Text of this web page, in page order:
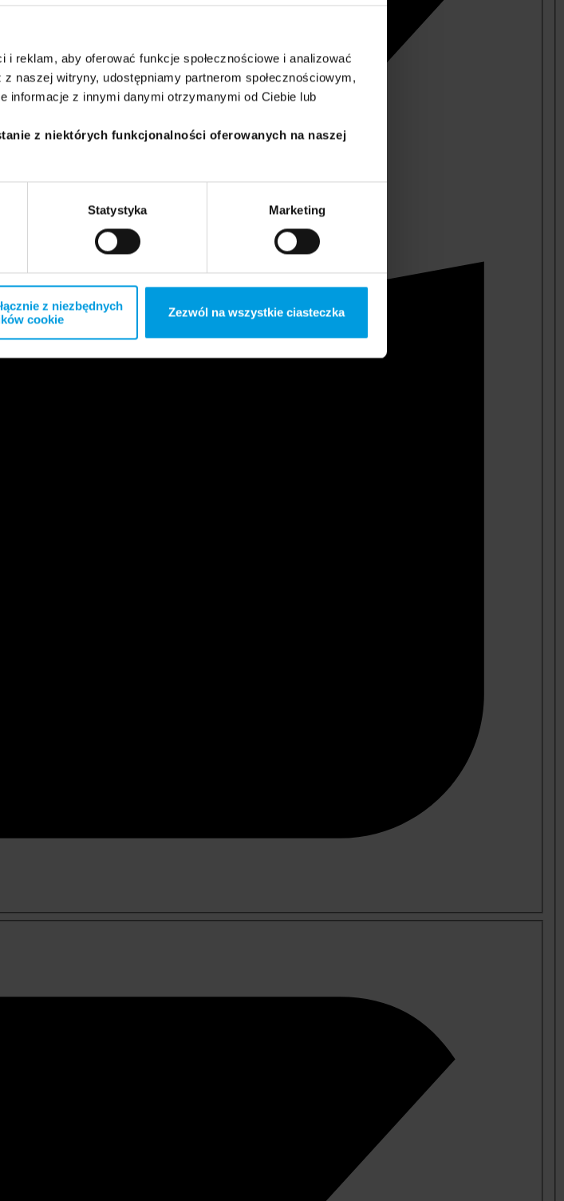
reklam, aby oferować funkcje społecznościowe i analizować
naszej witryny, udostępniamy partnerom społecznościowym,
informacje z innymi danymi otrzymanymi od Ciebie lub
z niektórych funkcjonalności oferowanych na naszej
Statystyka Marketing
z niezbędnych
cookie
Zezwól na wszystkie ciasteczka